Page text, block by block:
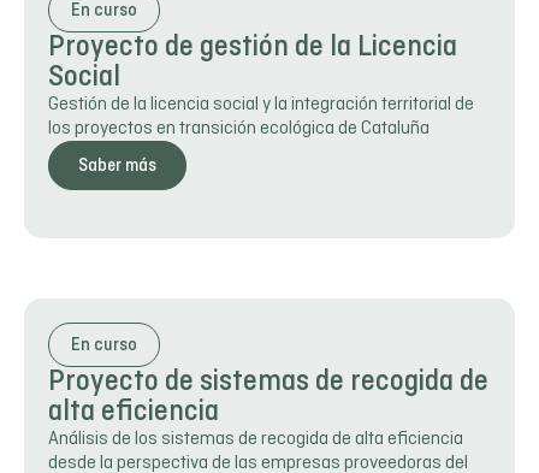
En curso
Proyecto de gestión de la Licencia
Social
Gestión de la licencia social y la integración territorial de
los proyectos en transición ecológica de Cataluña
Saber más
En curso
Proyecto de sistemas de recogida de
alta eficiencia
Análisis de los sistemas de recogida de alta eficiencia
desde la perspectiva de las empresas proveedoras del